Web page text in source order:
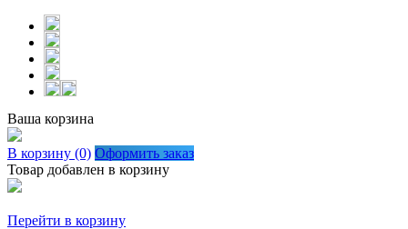
Ваша корзина
В корзину (0) Оформить заказ
Товар добавлен в корзину
Перейти в корзину